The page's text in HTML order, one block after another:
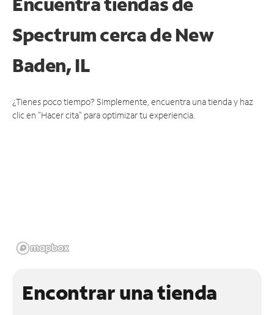
Spectrum cerca deNew
Baden, IL
¿Tienes poco tiempo? Simplemente, encuentra una tienda y haz
clic en "Hacer cita" para optimizar tu experiencia.
Encontrar una tienda